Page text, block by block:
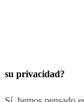
su privacidad?